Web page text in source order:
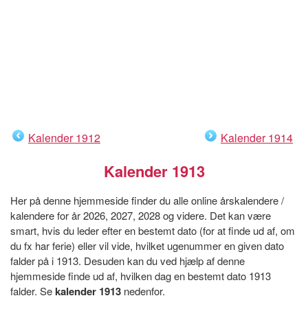
Kalender 1912 Kalender 1914
Kalender 1913
Her på denne hjemmeside finder du alle online årskalendere /
kalendere for år 2026, 2027, 2028 og videre. Det kan være
smart, hvis du leder efter en bestemt dato (for at finde ud af, om
du fx har ferie) eller vil vide, hvilket ugenummer en given dato
falder på i 1913. Desuden kan du ved hjælp af denne
hjemmeside finde ud af, hvilken dag en bestemt dato 1913
falder. Sekalender 1913 nedenfor.